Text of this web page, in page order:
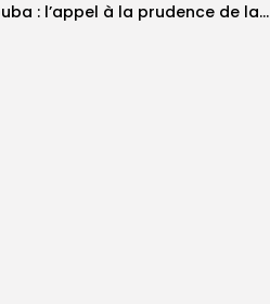
Magal de Touba : l’appel à la prudence de la Police sur...